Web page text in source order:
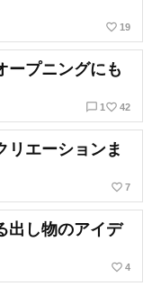
favorite_border 19
ープニングにも
chat_bubble_outline 1 favorite_border 42
リエーションま
favorite_border 7
出し物のアイデ
favorite_border 4